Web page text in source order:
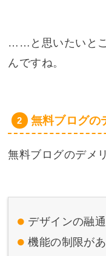
……と思いたいと
んですね。
無料ブログの
無料ブログのデメ
デザインの融
機能の制限が